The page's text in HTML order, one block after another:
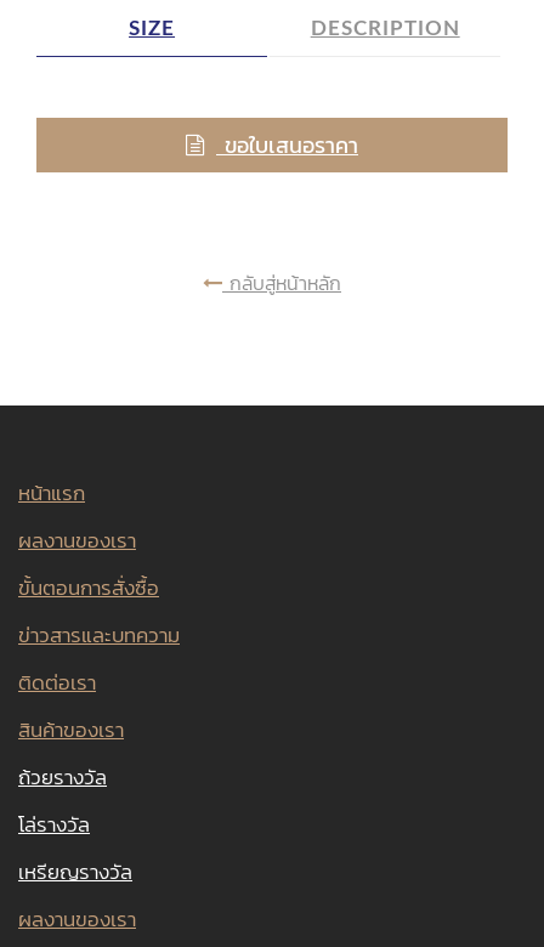
SIZE DESCRIPTION
ขอใบเสนอราคา
กลับสู่หน้าหลัก
หน้าแรก
ผลงานของเรา
ขั้นตอนการสั่งซื้อ
ข่าวสารและบทความ
ติดต่อเรา
สินค้าของเรา
ถ้วยรางวัล
โล่รางวัล
เหรียญรางวัล
ผลงานของเรา